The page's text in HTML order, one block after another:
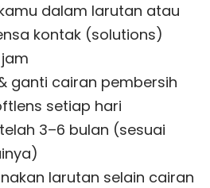
dalam larutan atau
kontak (solutions)
ganti cairan pembersih
setiap hari
3–6 bulan (sesuai
larutan selain cairan